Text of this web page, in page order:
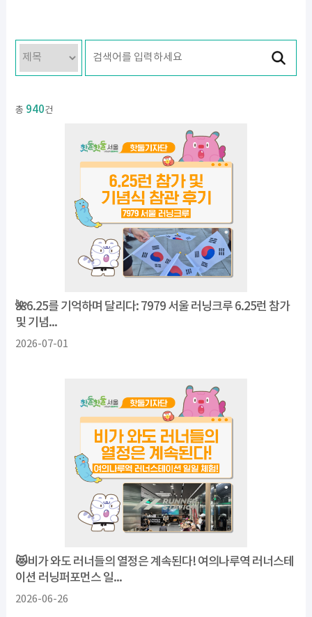
총 940건
🌺6.25를 기억하며 달리다: 7979 서울 러닝크루 6.25런 참가
및 기념...
2026-07-01
😻비가 와도 러너들의 열정은 계속된다! 여의나루역 러너스테
이션 러닝퍼포먼스 일...
2026-06-26